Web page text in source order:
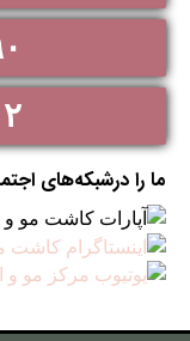
ما را درشبکه‌های